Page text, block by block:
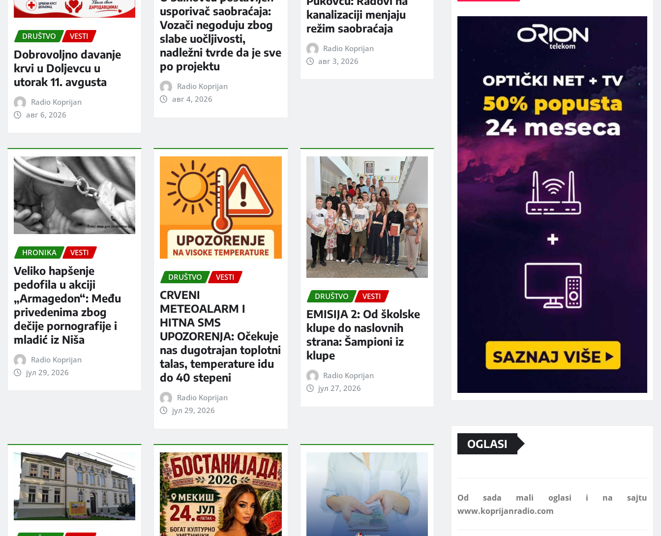
DRUŠTVO VESTI
Dobrovoljno davanje
krvi u Doljevcu u
utorak 11. avgusta
Radio Koprijan
авг 6, 2026
usporivač saobraćaja:
Vozači negoduju zbog
slabe uočljivosti,
nadležni tvrde da je sve
po projektu
Radio Koprijan
авг 4, 2026
kanalizaciji menjaju
režim saobraćaja
Radio Koprijan
авг 3, 2026
HRONIKA VESTI
Veliko hapšenje
pedofila u akciji
„Armagedon“: Među
privedenima zbog
dečije pornografije i
mladić iz Niša
Radio Koprijan
јул 29, 2026
DRUŠTVO VESTI
CRVENI
METEOALARM I
HITNA SMS
UPOZORENJA: Očekuje
nas dugotrajan toplotni
talas, temperature idu
do 40 stepeni
Radio Koprijan
јул 29, 2026
DRUŠTVO VESTI
EMISIJA 2: Od školske
klupe do naslovnih
strana: Šampioni iz
klupe
Radio Koprijan
јул 27, 2026
OGLASI
Marketing telefon 062 463 002